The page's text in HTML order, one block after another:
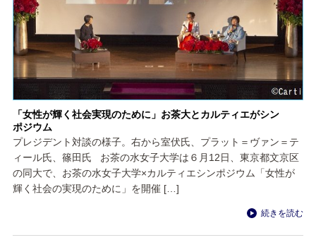
「女性が輝く社会実現のために」お茶大とカルティエがシン
ポジウム
プレジデント対談の様子。右から室伏氏、プラット＝ヴァン＝テ
ィール氏、篠田氏 お茶の水女子大学は６月12日、東京都文京区
の同大で、お茶の水女子大学×カルティエシンポジウム「女性が
輝く社会の実現のために」を開催 […]
続きを読む